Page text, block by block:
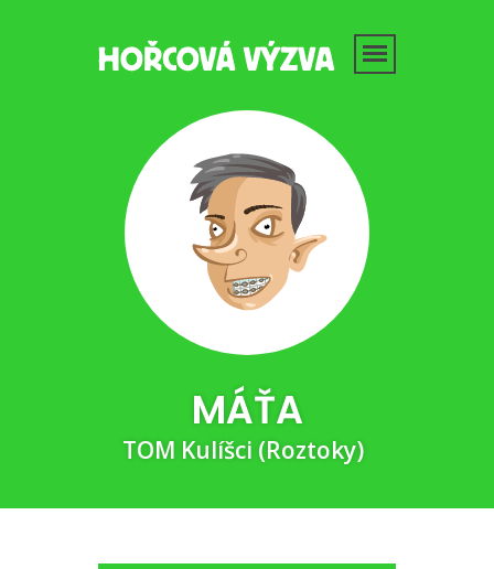
MÁŤA
TOM Kulíšci (Roztoky)